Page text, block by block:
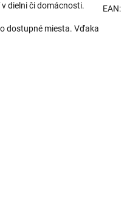
dielni či domácnosti.
dostupné miesta. Vďaka
EAN: